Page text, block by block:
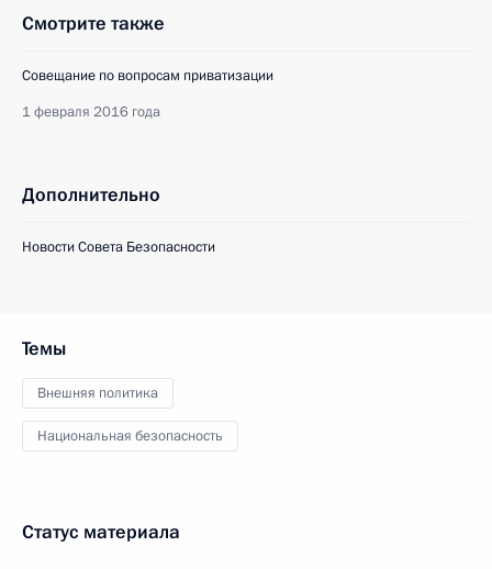
Смотрите также
Совещание по вопросам приватизации
1 февраля 2016 года
Дополнительно
Новости Совета Безопасности
Темы
Внешняя политика
Национальная безопасность
Статус материала